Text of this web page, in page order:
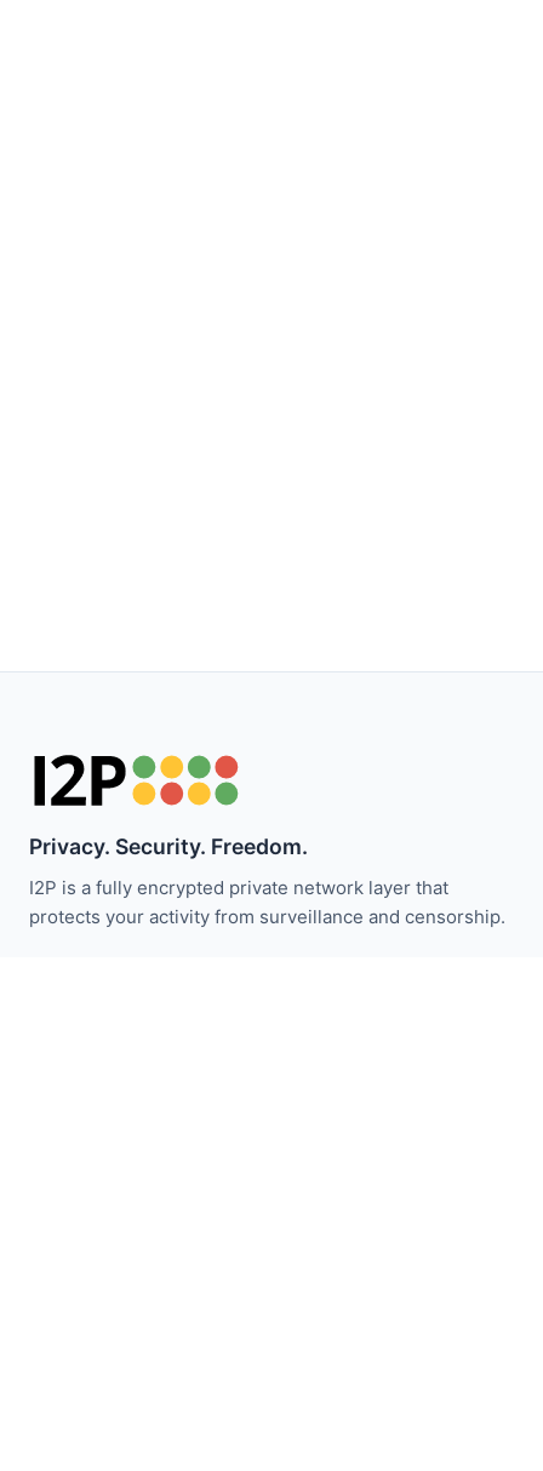
Privacy. Security. Freedom.
I2P is a fully encrypted private network layer that
protects your activity from surveillance and censorship.